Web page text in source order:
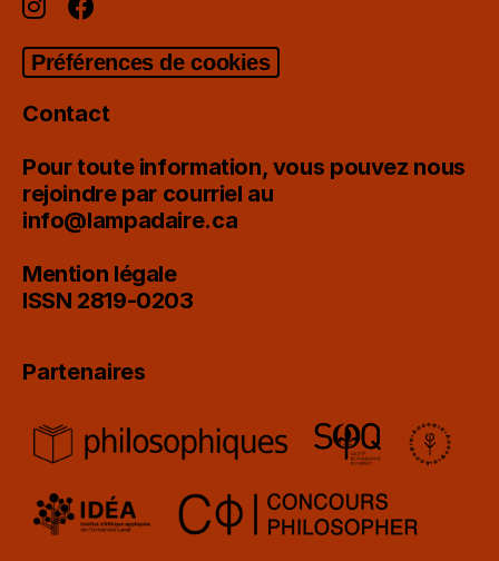
Préférences de cookies
Contact
Pour toute information, vous pouvez nous
rejoindre par courriel au
info@lampadaire.ca
Mention légale
ISSN 2819-0203
Partenaires